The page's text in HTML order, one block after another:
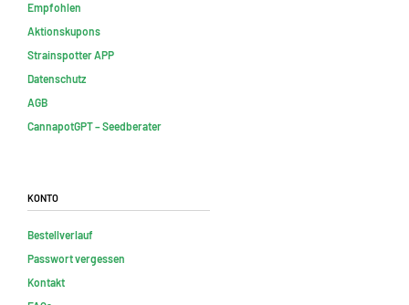
Empfohlen
Aktionskupons
Strainspotter APP
Datenschutz
AGB
CannapotGPT – Seedberater
Konto
Bestellverlauf
Passwort vergessen
Kontakt